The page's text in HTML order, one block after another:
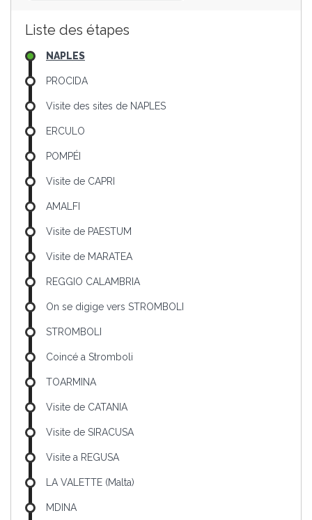
Liste des étapes
NAPLES
PROCIDA
Visite des sites de NAPLES
ERCULO
POMPÉI
Visite de CAPRI
AMALFI
Visite de PAESTUM
Visite de MARATEA
REGGIO CALAMBRIA
On se digige vers STROMBOLI
STROMBOLI
Coincé a Stromboli
TOARMINA
Visite de CATANIA
Visite de SIRACUSA
Visite a REGUSA
LA VALETTE (Malta)
MDINA